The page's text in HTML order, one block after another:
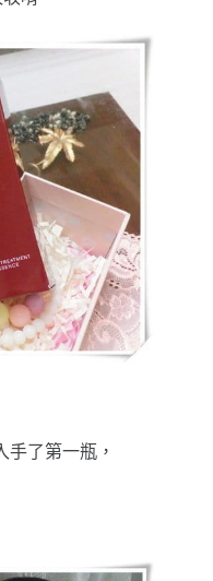
手了第一瓶，